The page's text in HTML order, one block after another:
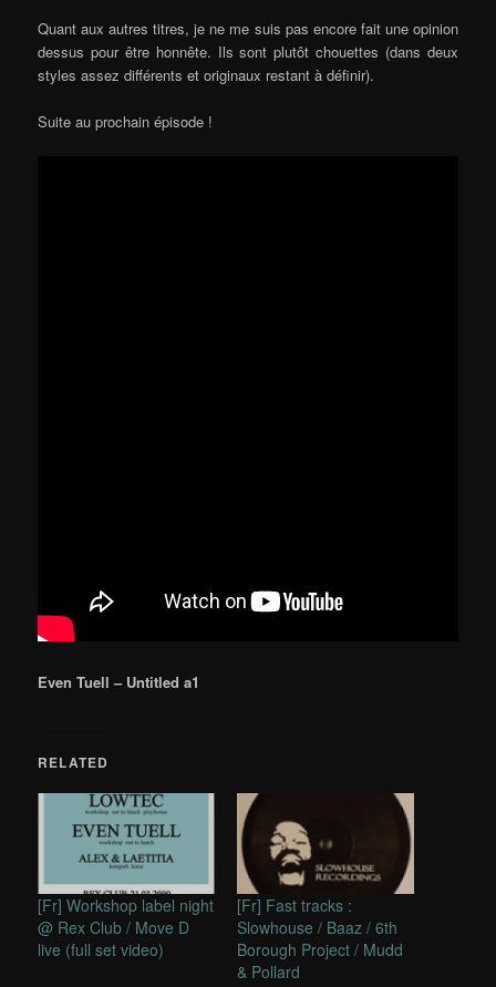
Quant aux autres titres, je ne me suis pas encore fait une opinion
dessus pour être honnête. Ils sont plutôt chouettes (dans deux
styles assez différents et originaux restant à définir).
Suite au prochain épisode !
Even Tuell – Untitled a1
RELATED
[Fr] Workshop label night
@ Rex Club / Move D
live (full set video)
[Fr] Fast tracks :
Slowhouse / Baaz / 6th
Borough Project / Mudd
& Pollard